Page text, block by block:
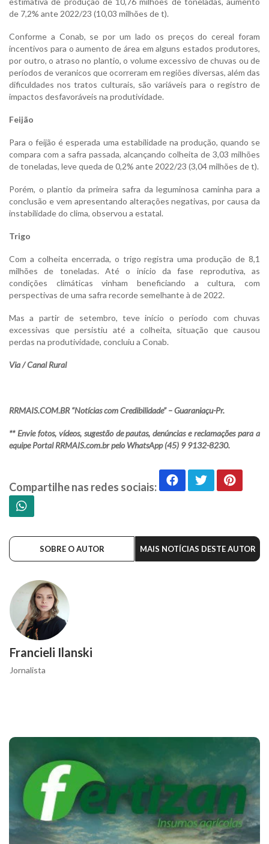
de 7,2% ante 2022/23 (10,03 milhões de t).
Conforme a Conab, se por um lado os preços do cereal foram
incentivos para o aumento de área em alguns estados produtores,
por outro, o atraso no plantio, o volume excessivo de chuvas ou de
períodos de veranicos que ocorreram em regiões diversas, além das
dificuldades nos tratos culturais, são variáveis para o registro de
impactos desfavoráveis na produtividade.
Feijão
Para o feijão é esperada uma estabilidade na produção, quando se
compara com a safra passada, alcançando colheita de 3,03 milhões
de toneladas, leve queda de 0,2% ante 2022/23 (3,04 milhões de t).
Porém, o plantio da primeira safra da leguminosa caminha para a
conclusão e vem apresentando alterações negativas, por causa da
instabilidade do clima, observou a estatal.
Trigo
Com a colheita encerrada, o trigo registra uma produção de 8,1
milhões de toneladas. Até o início da fase reprodutiva, as
condições climáticas vinham beneficiando a cultura, com
perspectivas de uma safra recorde semelhante à de 2022.
Mas a partir de setembro, teve início o período com chuvas
excessivas que persistiu até a colheita, situação que causou
perdas na produtividade, concluiu a Conab.
Via / Canal Rural
RRMAIS.COM.BR “Notícias com Credibilidade” – Guaraniaçu-Pr.
** Envie fotos, vídeos, sugestão de pautas, denúncias e reclamações para a
equipe Portal RRMAIS.com.br pelo WhatsApp (45) 9 9132-8230.
Compartilhe nas redes sociais:
SOBRE O AUTOR MAIS NOTÍCIAS DESTE AUTOR
Francieli Ilanski
Jornalista